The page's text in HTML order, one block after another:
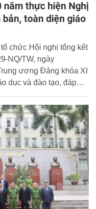
năm thực hiện Nghị
toàn diện giáo
chức Hội nghị tổng kết
NQ/TW, ngày
ương Đảng khóa XI
dục và đào tạo, đáp
chủ nghĩa và hội nhập